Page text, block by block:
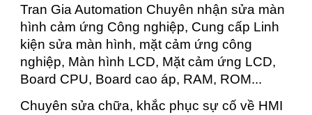
Tran Gia Automation Chuyên nhận sửa màn
hình cảm ứng Công nghiệp, Cung cấp Linh
kiện sửa màn hình, mặt cảm ứng công
nghiệp, Màn hình LCD, Mặt cảm ứng LCD,
Board CPU, Board cao áp, RAM, ROM...
Chuyên sửa chữa, khắc phục sự cố về HMI